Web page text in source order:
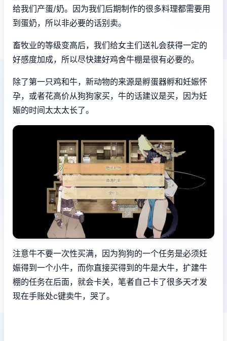
给我们产蛋/奶。因为我们后期制作的很多料理都需要用
到蛋奶，所以非必要的话别卖。
畜牧业的等级变高后，我们给女主们送礼会获得一定的
好感度加成，所以尽快建好鸡舍牛棚是很有必要的。
除了第一只鸡和牛，新动物的来源是孵蛋器孵和妊娠怀
孕，或者花高价从狗狗家买，牛的话建议是买，因为妊
娠的时间太太太长了。
注意牛不要一次性买满，因为狗狗的一个任务是必须妊
娠得到一个小牛，而你直接买得到的牛是大牛，扩建牛
棚的任务在后面，就会卡关，笔者自己卡了很多天才发
现在手账处c键卖牛，哭了。